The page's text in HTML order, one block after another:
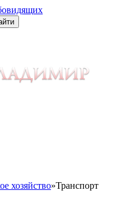
хозяйство»Транспорт